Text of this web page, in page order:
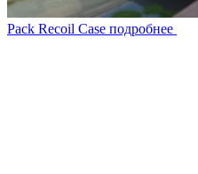
Pack Recoil Case подробнее